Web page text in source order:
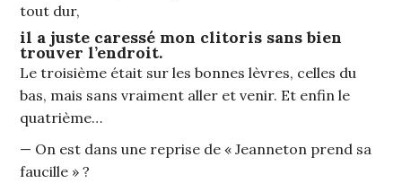
tout dur,
il a juste caressé mon clitoris sans bien
trouver l’endroit.
Le troisième était sur les bonnes lèvres, celles du
bas, mais sans vraiment aller et venir. Et enfin le
quatrième…
— On est dans une reprise de « Jeanneton prend sa
faucille » ?